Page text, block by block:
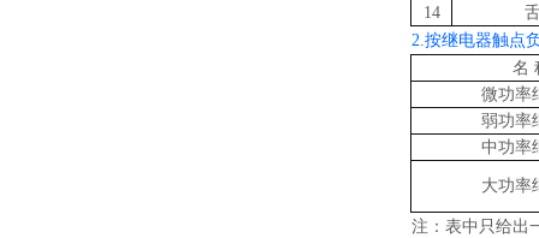
14
2.按继电器触点
名
微功率
弱功率
中功率
大功率
注：表中只给出